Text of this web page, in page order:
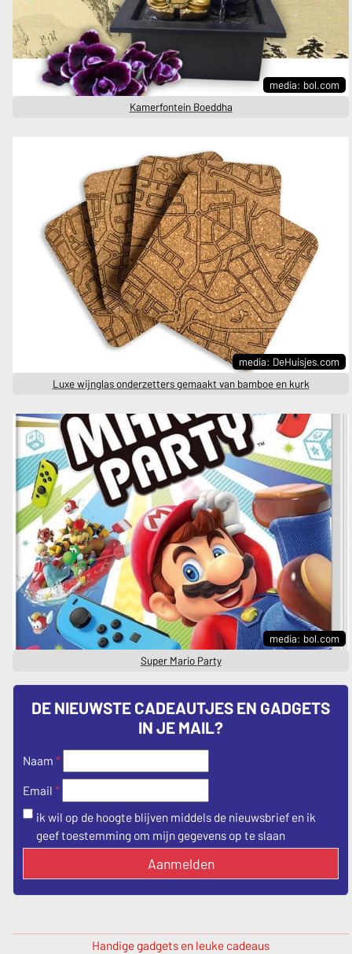
media: bol.com
Kamerfontein Boeddha
media: DeHuisjes.com
Luxe wijnglas onderzetters gemaakt van bamboe en kurk
media: bol.com
Super Mario Party
DE NIEUWSTE CADEAUTJES EN GADGETS
IN JE MAIL?
Naam *
Email *
ik wil op de hoogte blijven middels de nieuwsbrief en ik
geef toestemming om mijn gegevens op te slaan
Aanmelden
Handige gadgets en leuke cadeaus